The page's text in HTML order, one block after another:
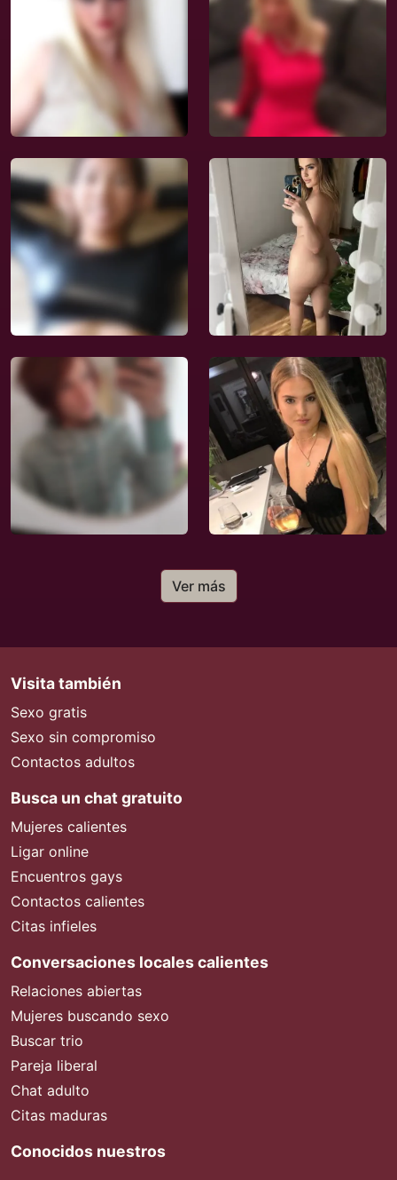
Ver más
Visita también
Sexo gratis
Sexo sin compromiso
Contactos adultos
Busca un chat gratuito
Mujeres calientes
Ligar online
Encuentros gays
Contactos calientes
Citas infieles
Conversaciones locales calientes
Relaciones abiertas
Mujeres buscando sexo
Buscar trio
Pareja liberal
Chat adulto
Citas maduras
Conocidos nuestros